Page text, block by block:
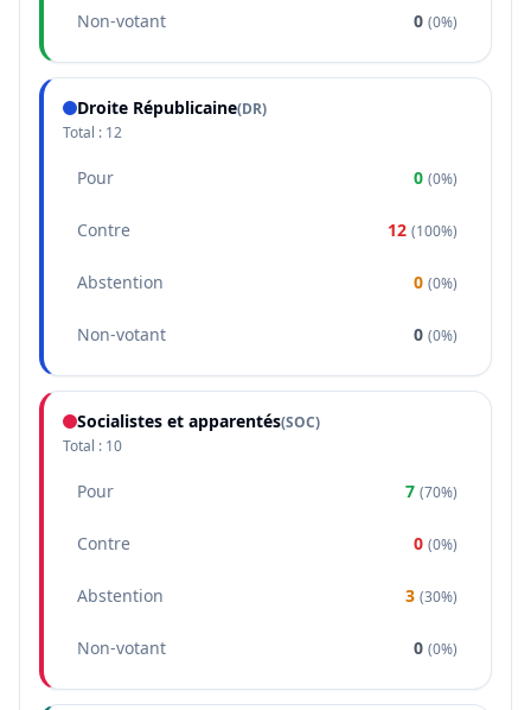
Non-votant 0 (0%)
Droite Républicaine(DR)
Total : 12
Pour 0 (0%)
Contre 12 (100%)
Abstention 0 (0%)
Non-votant 0 (0%)
Socialistes et apparentés(SOC)
Total : 10
Pour 7 (70%)
Contre 0 (0%)
Abstention 3 (30%)
Non-votant 0 (0%)